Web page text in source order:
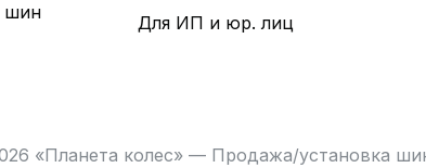
шин Для ИП и юр. лиц
«Планета колес» — Продажа/установка